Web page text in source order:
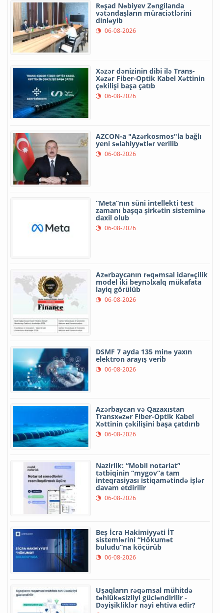
Rəşad Nəbiyev Zəngilanda
vətəndaşların müraciətlərini
dinləyib
06-08-2026
Xəzər dənizinin dibi ilə Trans-
Xəzər Fiber-Optik Kabel Xəttinin
çəkilişi başa çatıb
06-08-2026
AZCON-a "Azərkosmos"la bağlı
yeni səlahiyyətlər verilib
06-08-2026
“Meta”nın süni intellekti test
zamanı başqa şirkətin sisteminə
daxil olub
06-08-2026
Azərbaycanın rəqəmsal idarəçilik
model iki beynəlxalq mükafata
layiq görülüb
06-08-2026
DSMF 7 ayda 135 minə yaxın
elektron arayış verib
06-08-2026
Azərbaycan və Qazaxıstan
Transxəzər Fiber-Optik Kabel
Xəttinin çəkilişini başa çatdırıb
06-08-2026
Nazirlik: “Mobil notariat”
tətbiqinin “mygov”a tam
inteqrasiyası istiqamətində işlər
davam etdirilir
06-08-2026
Beş İcra Hakimiyyəti İT
sistemlərini “Hökumət
buludu”na köçürüb
06-08-2026
Uşaqların rəqəmsal mühitdə
təhlükəsizliyi gücləndirilir -
Dəyişikliklər nəyi ehtiva edir?